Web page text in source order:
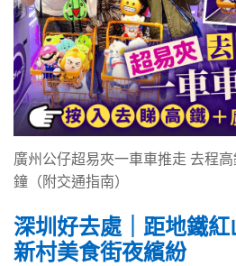
廣州公仔超易夾一車車推走 去程
鐘（附交通指南）
深圳好去處｜距地鐵
新村美食街夜繽紛